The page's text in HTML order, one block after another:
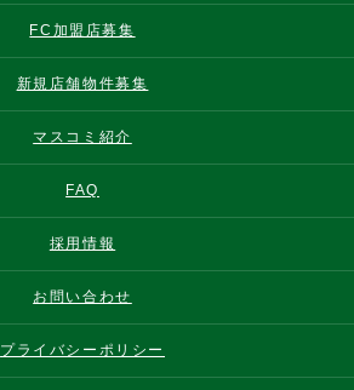
FC加盟店募集
新規店舗物件募集
マスコミ紹介
FAQ
採用情報
お問い合わせ
プライバシーポリシー